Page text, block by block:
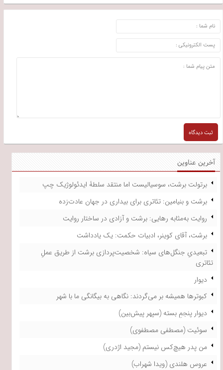
ارسال دیدگاه
آخرین عناوین
برتولت برشت، سوسیالیست اما منتقد سلطۀ ایدئولوژیک چپ
برشت و بنیامین: تئاتری برای بیداری در جهان عادت‌زده
روایت به‌مثابه رهایی: برشت و آزادی در ساختار روایت
برشت، آقای کوینر، ادبیات حکمت: یک یادداشت
تبعیدیِ جنگل‌های سیاه: شخصیت‌پردازی برشت از طریق عملِ
تئاتری
دیوار
کبوترها همیشه بر می‌گردند: نگاهی به بیگانگی ما با شهر
دیوار پنجمِ بسته (سپهر پیش‌بین)
سوئیت (مصطفی مصطفوی)
من پدر هیچ‌کس نیستم (مجید اژدری)
عروس هلندی (ویدا شهراب)